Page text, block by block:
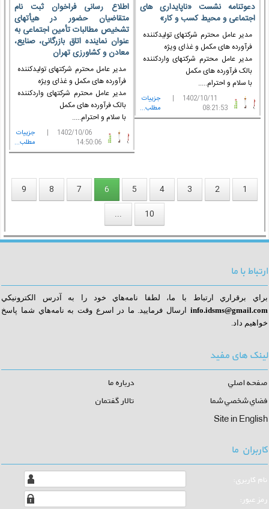
دعوتنامه نشست «ناپایداری های
اجتماعی و محیط کسب و کار»
مدیر عامل محترم شرکتهای تولیدکننده
فرآورده های مکمل و غذای ویژه
مدیر عامل محترم شرکتهای واردکننده
بالک فرآورده های مکمل
با سلام و احترام.....
1402/10/11 |
08:21:53
جزييات
مطلب...
اطلاع رسانی فراخوان ثبت نام
متقاضیان حضور در هیأتهای
تشخیص مطالبات تأمین اجتماعی به
عنوان نماینده اتاق بازرگانی، صنایع،
معادن و کشاورزی تهران
مدیر عامل محترم شرکتهای تولیدکننده
فرآورده های مکمل و غذای ویژه
مدیر عامل محترم شرکتهای واردکننده
بالک فرآورده های مکمل
با سلام و احترام.....
1402/10/06 |
14:50:06
جزييات
مطلب...
1
2
3
4
5
6
7
8
9
10
...
ارتباط با ما
براي برقراري ارتباط با ما، لطفا نامه‌هاي خود را به آدرس الكترونيكي
info.idsms@gmail.com
رسال فرماييد. ما در اسرع وقت به نامه‌هاي شما پاسخ
خواهيم داد.
لینک های مفید
صفحه اصلي
درباره ما
فضاي شخصي شما
تالار گفتمان
Site in English
کاربران ما
نام كاربری:
رمز عبور: